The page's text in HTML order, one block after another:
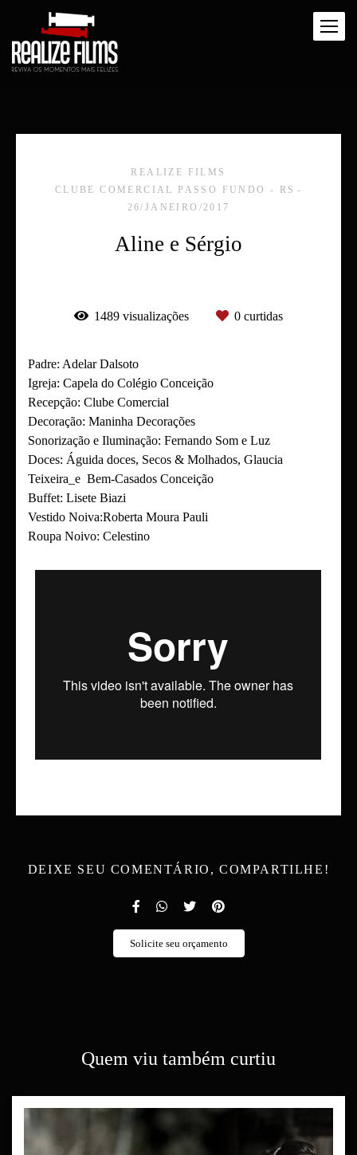
REALIZE FILMS
CLUBE COMERCIAL PASSO FUNDO - RS
26/JANEIRO/2017
Aline e Sérgio
1489 visualizações 0 curtidas
Padre: Adelar Dalsoto
Igreja: Capela do Colégio Conceição
Recepção: Clube Comercial
Decoração: Maninha Decorações
Sonorização e Iluminação: Fernando Som e Luz
Doces: Águida doces, Secos & Molhados, Glaucia
Teixeira_e Bem-Casados Conceição
Buffet: Lisete Biazi
Vestido Noiva:Roberta Moura Pauli
Roupa Noivo: Celestino
DEIXE SEU COMENTÁRIO, COMPARTILHE!
Solicite seu orçamento
Quem viu também curtiu